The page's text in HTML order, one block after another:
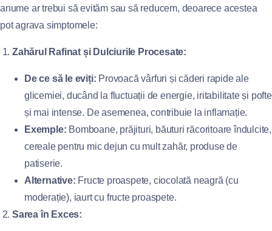
anume ar trebui să evităm sau să reducem, deoarece acestea
pot agrava simptomele:
Zahărul Rafinat și Dulciurile Procesate:
De ce să le eviți: Provoacă vârfuri și căderi rapide ale
glicemiei, ducând la fluctuații de energie, iritabilitate și pofte
și mai intense. De asemenea, contribuie la inflamație.
Exemple: Bomboane, prăjituri, băuturi răcoritoare îndulcite,
cereale pentru mic dejun cu mult zahăr, produse de
patiserie.
Alternative: Fructe proaspete, ciocolată neagră (cu
moderație), iaurt cu fructe proaspete.
Sarea în Exces: